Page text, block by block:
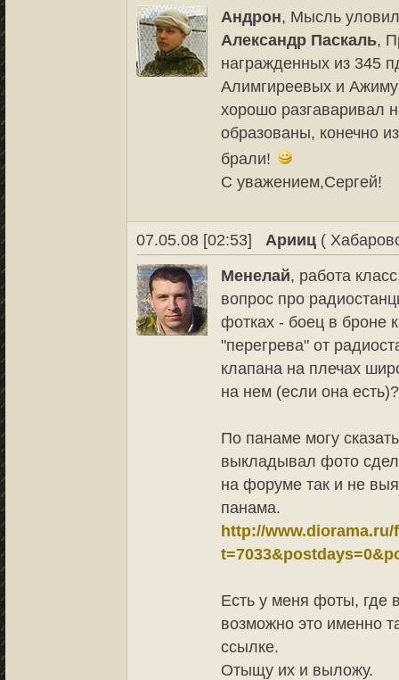
Андрон, Мысль
Александр Паскаль,
награжденных из 345
Алимгиреевых и
хорошо разгаваривал
образованы, конечно
брали!
С уважением,Сергей!
07.05.08 [02:53] Арииц (
Менелай, работа
вопрос про
фотках - боец в броне
"перегрева" от
клапана на плечах
на нем (если она есть)?
По панаме могу
выкладывал фото
на форуме так и не
панама.
http://
Есть у меня фоты, где
возможно это именно
ссылке.
Отыщу их и выложу.